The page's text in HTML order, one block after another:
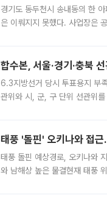
경기도 동두천시 송내동의 한
은 이뤄지지 못했다. 사업장은
합수본, 서울·경기·충북
6.3지방선거 당시 투표용지 부
관위와 시, 군, 구 단위 선관위
태풍 '돌핀' 오키나와 접
태풍 돌핀 예상경로, 오키나와
와 남해상 높은 물결현재 태풍